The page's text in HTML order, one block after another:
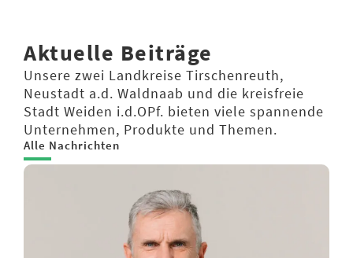
Aktuelle Beiträge
Unsere zwei Landkreise Tirschenreuth,
Neustadt a.d. Waldnaab und die kreisfreie
Stadt Weiden i.d.OPf. bieten viele spannende
Unternehmen, Produkte und Themen.
Alle Nachrichten